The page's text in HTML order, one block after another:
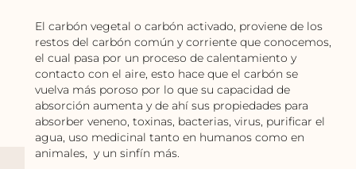
El carbón vegetal o carbón activado, proviene de los
restos del carbón común y corriente que conocemos,
el cual pasa por un proceso de calentamiento y
contacto con el aire, esto hace que el carbón se
vuelva más poroso por lo que su capacidad de
absorción aumenta y de ahí sus propiedades para
absorber veneno, toxinas, bacterias, virus, purificar el
agua, uso medicinal tanto en humanos como en
animales, y un sinfín más.